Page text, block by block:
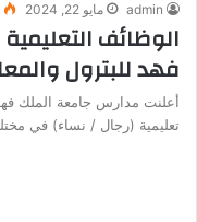
admin مايو 22, 2024
الوظائف
فهد للبترول
أعلنت مدارس جامعة الملك
تعليمية (رجال / نساء) في